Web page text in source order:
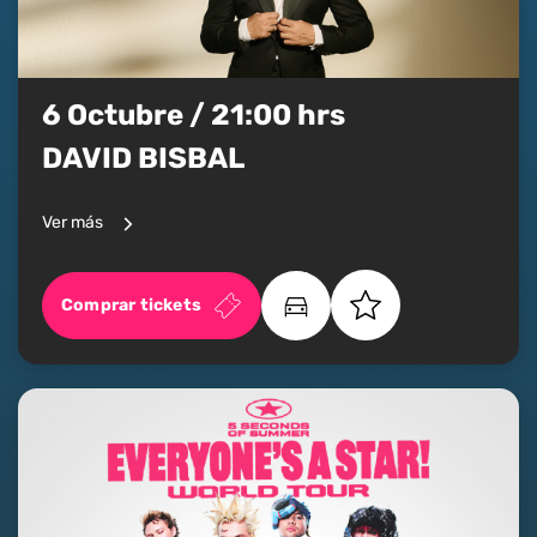
6 Octubre / 21:00 hrs
DAVID BISBAL
Ver más
Comprar tickets